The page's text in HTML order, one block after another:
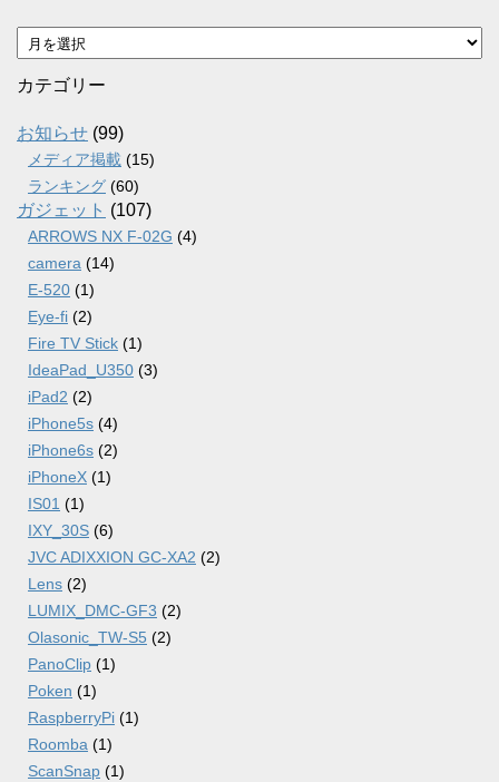
ア
ー
カ
ブ
カテゴリー
お知らせ (99)
メディア掲載 (15)
ランキング (60)
ガジェット (107)
ARROWS NX F-02G (4)
camera (14)
E-520 (1)
Eye-fi (2)
Fire TV Stick (1)
IdeaPad_U350 (3)
iPad2 (2)
iPhone5s (4)
iPhone6s (2)
iPhoneX (1)
IS01 (1)
IXY_30S (6)
JVC ADIXXION GC-XA2 (2)
Lens (2)
LUMIX_DMC-GF3 (2)
Olasonic_TW-S5 (2)
PanoClip (1)
Poken (1)
RaspberryPi (1)
Roomba (1)
ScanSnap (1)